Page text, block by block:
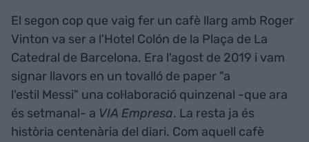
El segon cop que vaig fer un cafè llarg amb Roger
Vinton va ser a l'Hotel Colón de la Plaça de La
Catedral de Barcelona. Era l'agost de 2019 i vam
signar llavors en un tovalló de paper "a
l'estil Messi" una col·laboració quinzenal -que ara
és setmanal- a VIA Empresa. La resta ja és
història centenària del diari. Com aquell cafè